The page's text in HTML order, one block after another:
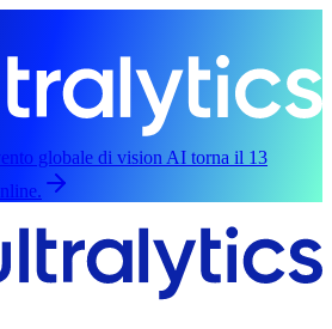
globale di vision AI torna il 13